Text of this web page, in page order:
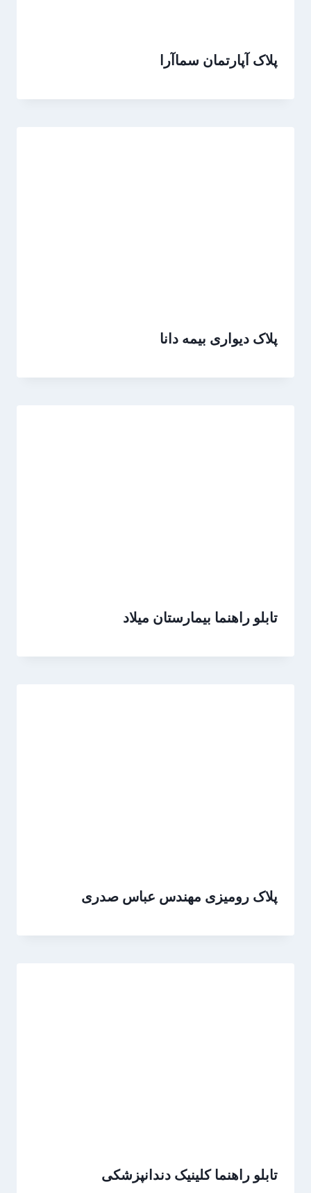
پلاک آپارتمان سماآرا
پلاک دیواری بیمه دانا
تابلو راهنما بیمارستان میلاد
پلاک رومیزی مهندس عباس صدری
تابلو راهنما کلینیک دندانپزشکی